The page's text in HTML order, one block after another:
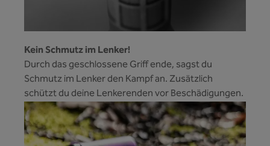
Kein Schmutz im Lenker!
Durch das geschlossene Griff ende, sagst du
Schmutz im Lenker den Kampf an. Zusätzlich
schützt du deine Lenkerenden vor Beschädigungen.